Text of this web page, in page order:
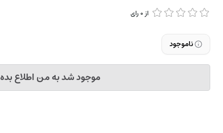
از 0 رای
ناموجود
موجود شد به من اطلاع بده